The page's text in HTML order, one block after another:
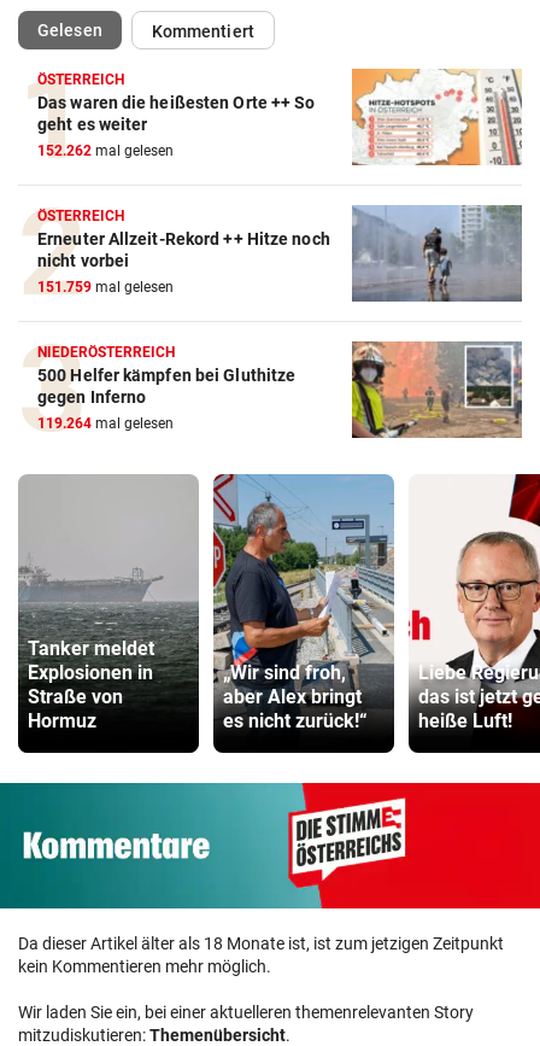
Gelesen(ausgewählt)Kommentiert
ÖSTERREICH
Das waren die heißesten Orte ++ So
geht es weiter
152.262 mal gelesen
ÖSTERREICH
Erneuter Allzeit-Rekord ++ Hitze noch
nicht vorbei
151.759 mal gelesen
NIEDERÖSTERREICH
500 Helfer kämpfen bei Gluthitze
gegen Inferno
119.264 mal gelesen
Tanker meldet
Explosionen in
Straße von
Hormuz
„Wir sind froh,
aber Alex bringt
es nicht zurück!“
Liebe
das ist jetzt
heiße Luft!
Da dieser Artikel älter als 18 Monate ist, ist zum jetzigen Zeitpunkt
kein Kommentieren mehr möglich.
Wir laden Sie ein, bei einer aktuelleren themenrelevanten Story
mitzudiskutieren:Themenübersicht.